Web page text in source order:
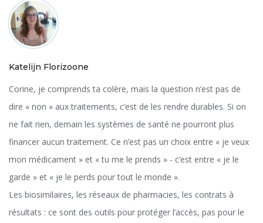
Katelijn Florizoone
Corine, je comprends ta colère, mais la question n’est pas de
dire « non » aux traitements, c’est de les rendre durables. Si on
ne fait rien, demain les systèmes de santé ne pourront plus
financer aucun traitement. Ce n’est pas un choix entre « je veux
mon médicament » et « tu me le prends » - c’est entre « je le
garde » et « je le perds pour tout le monde ».
Les biosimilaires, les réseaux de pharmacies, les contrats à
résultats : ce sont des outils pour protéger l’accès, pas pour le